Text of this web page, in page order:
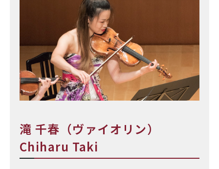
滝 千春（ヴァイオリン）
Chiharu Taki